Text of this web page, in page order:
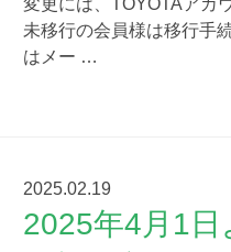
未移行の会員様は移行手
はメー …
2025.02.19
2025年4月1